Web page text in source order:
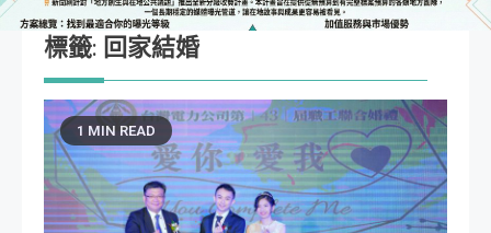
標籤: 回家結婚
1 MIN READ